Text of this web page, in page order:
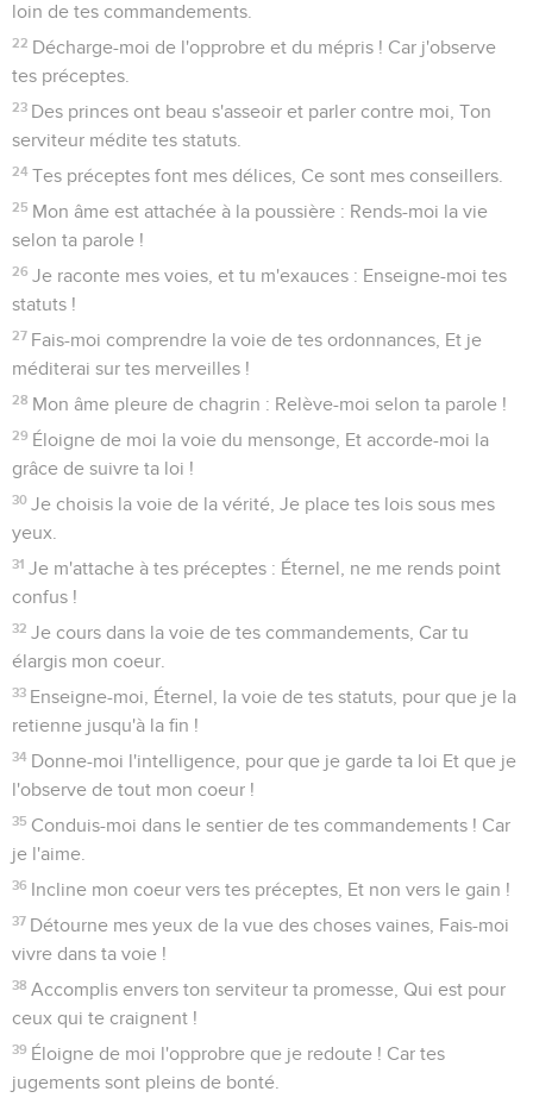
loin de tes commandements.
22 Décharge-moi de l'opprobre et du mépris ! Car j'observe
tes préceptes.
23 Des princes ont beau s'asseoir et parler contre moi, Ton
serviteur médite tes statuts.
24 Tes préceptes font mes délices, Ce sont mes conseillers.
25 Mon âme est attachée à la poussière : Rends-moi la vie
selon ta parole !
26 Je raconte mes voies, et tu m'exauces : Enseigne-moi tes
statuts !
27 Fais-moi comprendre la voie de tes ordonnances, Et je
méditerai sur tes merveilles !
28 Mon âme pleure de chagrin : Relève-moi selon ta parole !
29 Éloigne de moi la voie du mensonge, Et accorde-moi la
grâce de suivre ta loi !
30 Je choisis la voie de la vérité, Je place tes lois sous mes
yeux.
31 Je m'attache à tes préceptes : Éternel, ne me rends point
confus !
32 Je cours dans la voie de tes commandements, Car tu
élargis mon coeur.
33 Enseigne-moi, Éternel, la voie de tes statuts, pour que je la
retienne jusqu'à la fin !
34 Donne-moi l'intelligence, pour que je garde ta loi Et que je
l'observe de tout mon coeur !
35 Conduis-moi dans le sentier de tes commandements ! Car
je l'aime.
36 Incline mon coeur vers tes préceptes, Et non vers le gain !
37 Détourne mes yeux de la vue des choses vaines, Fais-moi
vivre dans ta voie !
38 Accomplis envers ton serviteur ta promesse, Qui est pour
ceux qui te craignent !
39 Éloigne de moi l'opprobre que je redoute ! Car tes
jugements sont pleins de bonté.